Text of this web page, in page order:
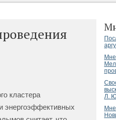
Л.
кластера
энергоэффективных